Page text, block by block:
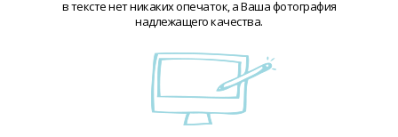
в тексте нет никаких опечаток, а Ваша фотография
надлежащего качества.